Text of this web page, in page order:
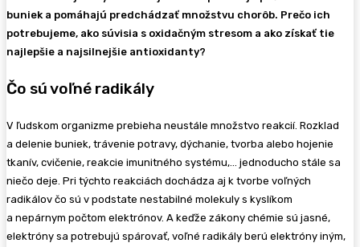
buniek a pomáhajú predchádzať množstvu chorôb. Prečo ich
potrebujeme, ako súvisia s oxidačným stresom a ako získať tie
najlepšie a najsilnejšie antioxidanty?
Čo sú voľné radikály
V ľudskom organizme prebieha neustále množstvo reakcií. Rozklad
a delenie buniek, trávenie potravy, dýchanie, tvorba alebo hojenie
tkanív, cvičenie, reakcie imunitného systému,… jednoducho stále sa
niečo deje. Pri týchto reakciách dochádza aj k tvorbe voľných
radikálov čo sú v podstate nestabilné molekuly s kyslíkom
a nepárnym počtom elektrónov. A keďže zákony chémie sú jasné,
elektróny sa potrebujú spárovať, voľné radikály berú elektróny iným,